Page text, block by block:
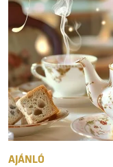
AJÁNLÓ